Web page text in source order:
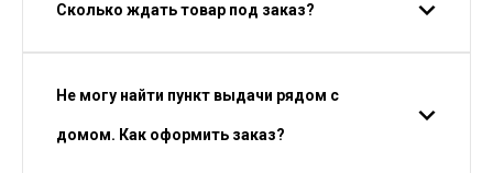
Сколько ждать товар под заказ?
Не могу найти пункт выдачи рядом с
домом. Как оформить заказ?